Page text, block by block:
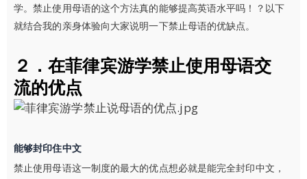
学。禁止使用母语的这个方法真的能够提高英语水平吗！？以下
就结合我的亲身体验向大家说明一下禁止母语的优缺点。
２．在菲律宾游学禁止使用母语交
流的优点
能够封印住中文
禁止使用母语这一制度的最大的优点想必就是能完全封印中文，